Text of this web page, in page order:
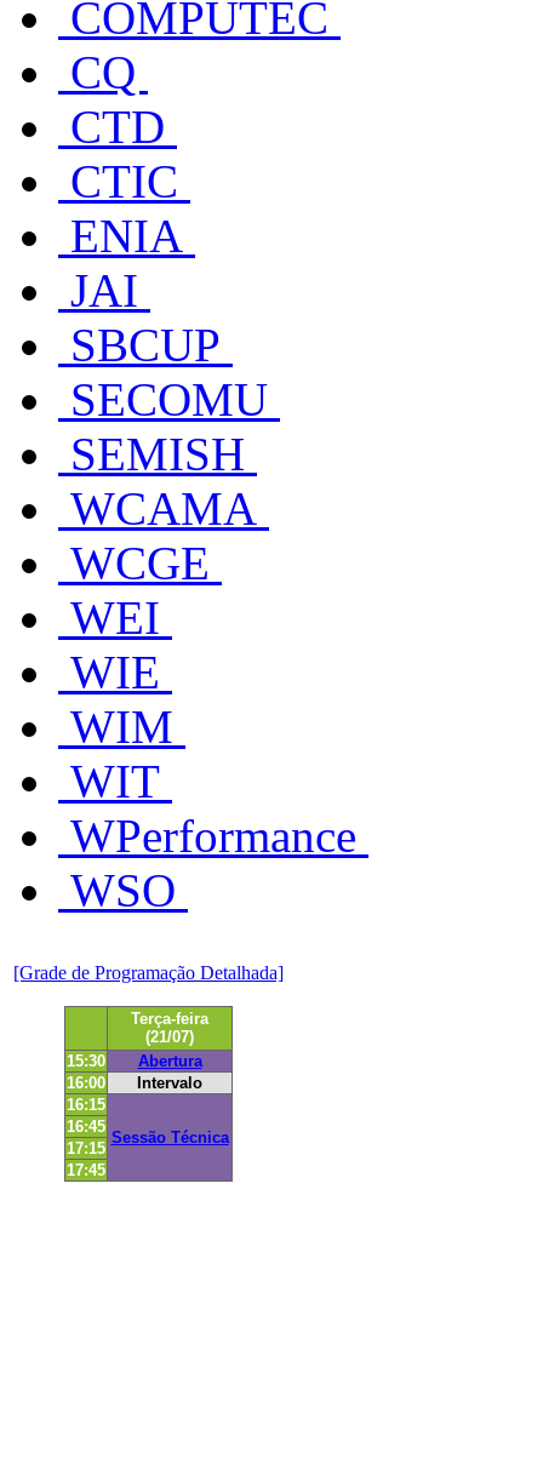
COMPUTEC
CQ
CTD
CTIC
ENIA
JAI
SBCUP
SECOMU
SEMISH
WCAMA
WCGE
WEI
WIE
WIM
WIT
WPerformance
WSO
[Grade de Programação Detalhada]
Terça-feira
(21/07)
15:30
Abertura
16:00
Intervalo
16:15
Sessão Técnica
16:45
17:15
17:45